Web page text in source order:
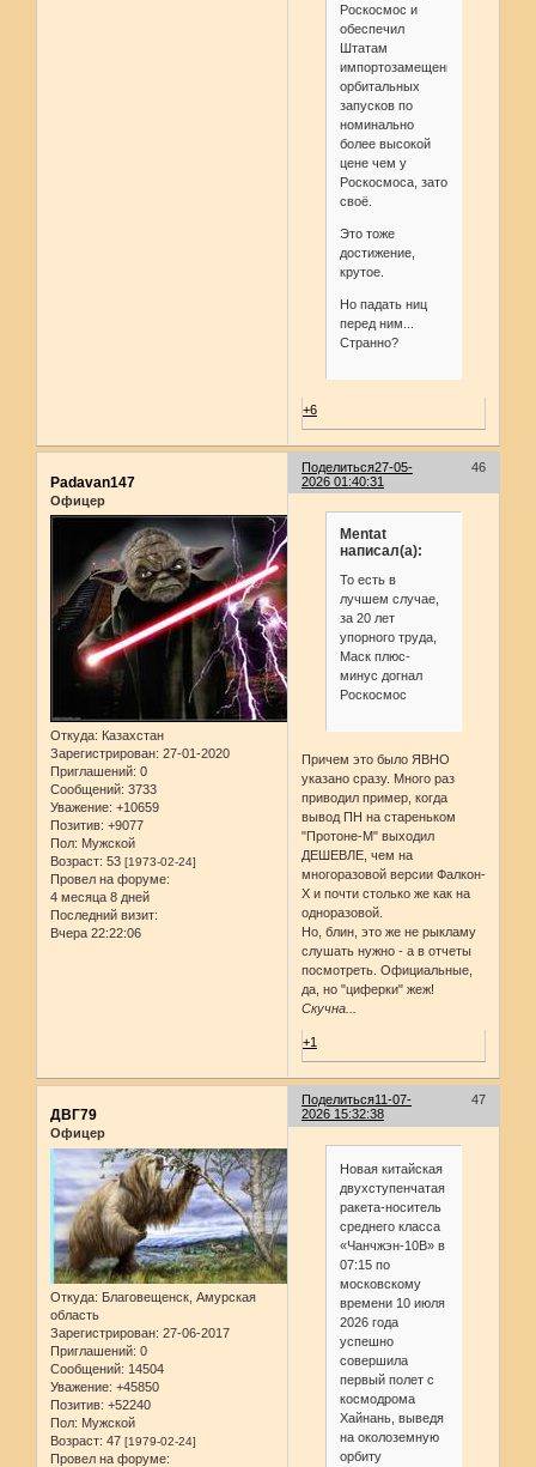
Роскосмос и
обеспечил
Штатам
импортозамещение
орбитальных
запусков по
номинально
более высокой
цене чем у
Роскосмоса, зато
своё.
Это тоже
достижение,
крутое.
Но падать ниц
перед ним...
Странно?
+6
Поделиться 46
27-05-
2026 01:40:31
Padavan147
Офицер
Откуда: Казахстан
Зарегистрирован: 27-01-2020
Приглашений: 0
Сообщений: 3733
Уважение: +10659
Позитив: +9077
Пол: Мужской
Возраст: 53 [1973-02-24]
Провел на форуме:
4 месяца 8 дней
Последний визит:
Вчера 22:22:06
Mentat
написал(а):
То есть в
лучшем случае,
за 20 лет
упорного труда,
Маск плюс-
минус догнал
Роскосмос
Причем это было ЯВНО
указано сразу. Много раз
приводил пример, когда
вывод ПН на стареньком
"Протоне-М" выходил
ДЕШЕВЛЕ, чем на
многоразовой версии Фалкон-
Х и почти столько же как на
одноразовой.
Но, блин, это же не рыкламу
слушать нужно - а в отчеты
посмотреть. Официальные,
да, но "циферки" жеж!
Скучна...
+1
Поделиться 47
11-07-
2026 15:32:38
ДВГ79
Офицер
Откуда: Благовещенск, Амурская
область
Зарегистрирован: 27-06-2017
Приглашений: 0
Сообщений: 14504
Уважение: +45850
Позитив: +52240
Пол: Мужской
Возраст: 47 [1979-02-24]
Провел на форуме:
Новая китайская
двухступенчатая
ракета-носитель
среднего класса
«Чанчжэн-10B» в
07:15 по
московскому
времени 10 июля
2026 года
успешно
совершила
первый полет с
космодрома
Хайнань, выведя
на околоземную
орбиту